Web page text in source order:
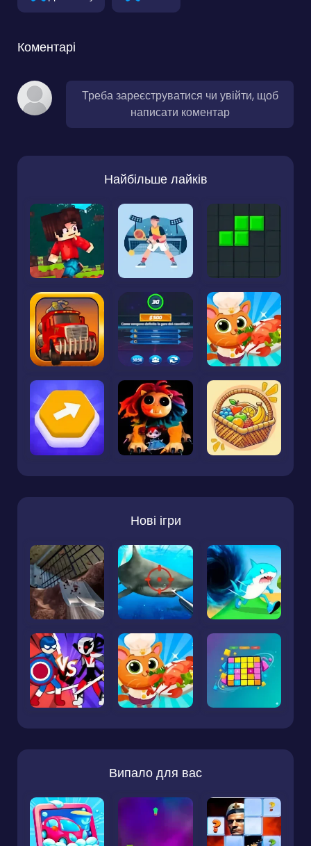
Коментарі
Треба зареєструватися чи увійти, щоб
написати коментар
Найбільше лайків
Нові ігри
Випало для вас